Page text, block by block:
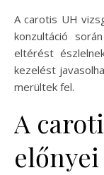
A carotis UH
konzultáció
eltérést
kezelést
merültek fel.
A